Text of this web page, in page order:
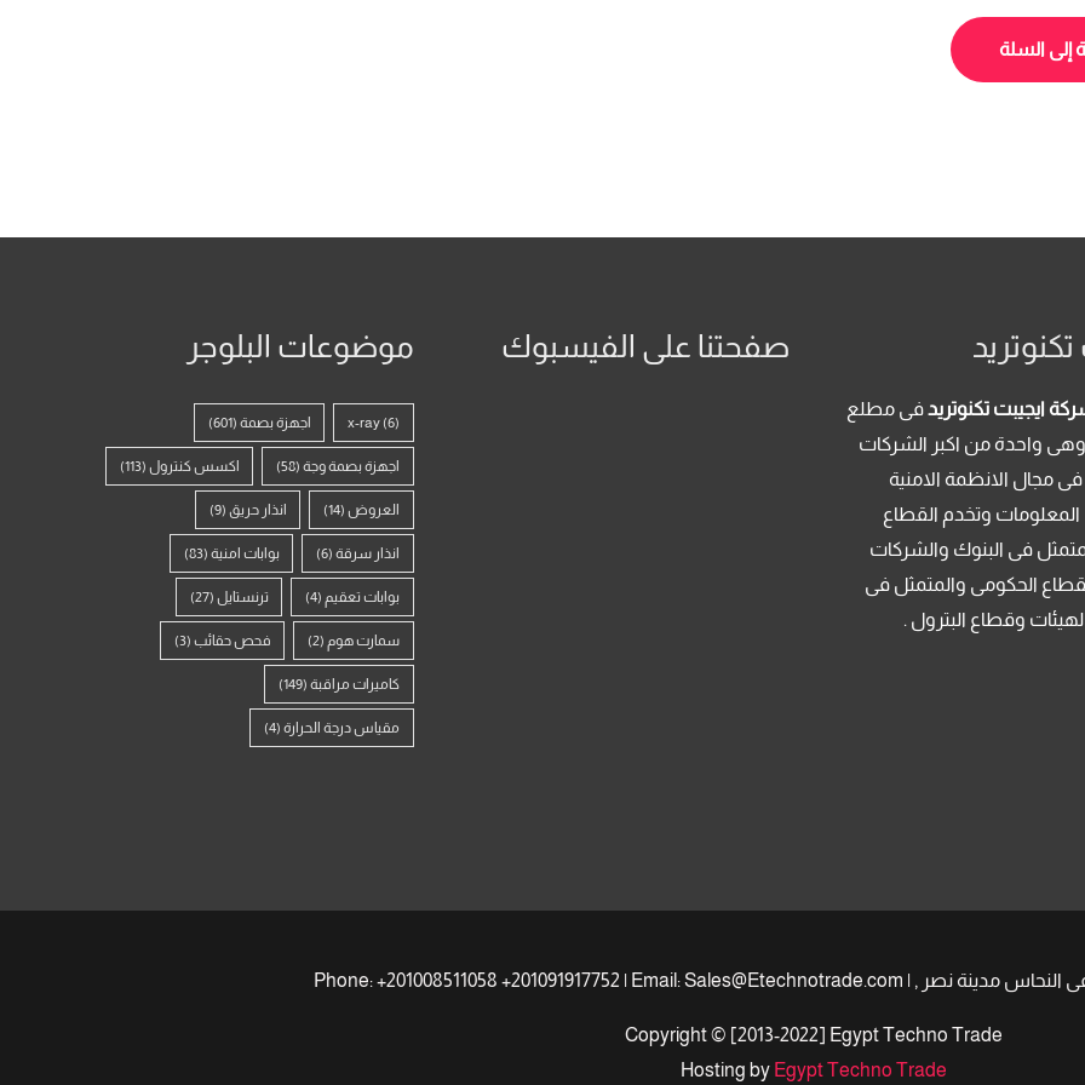
16,000.00 EGP.
هو:
14,184.00 EGP.
إلى السلة
ايجيبت تكنوتريدفى مطلع
2013 . وهى واحدة من اكبر الشركات
مجال الانظمة الامنية
المعلومات وتخدم القطاع
فى البنوك والشركات
الحكومى والمتمثل فى
وقطاع البترول .
صفحتنا على الفيسبوك موضوعات البلوجر
x-ray (6) اجهزة بصمة (601)
اجهزة بصمة وجة(58) اكسس كنترول (113)
العروض(14) انذار حريق (9)
انذار سرقة(6) بوابات امنية (83)
بوابات تعقيم (4) ترنستايل (27)
سمارت هوم (2) فحص حقائب (3)
كاميرات مراقبة(149)
مقياس درجة الحرارة(4)
Copyright © [2013-2022] Egypt Techno Trade
Hosting by Egypt Techno Trade